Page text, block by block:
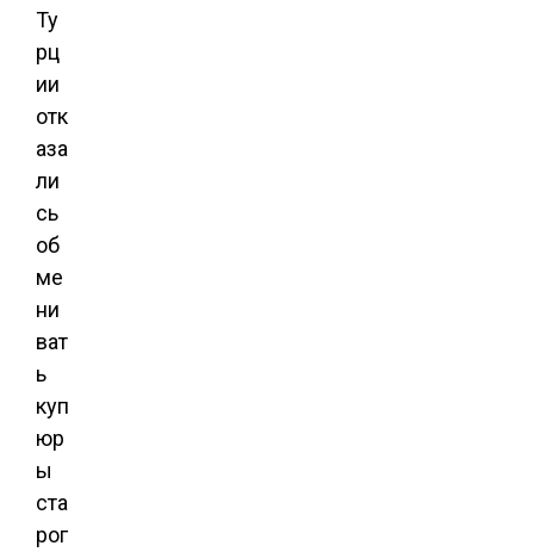
Ту
рц
ии
отк
аза
ли
сь
об
ме
ни
ват
ь
куп
юр
ы
ста
рог